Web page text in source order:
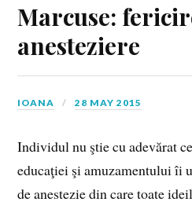
Marcuse:
anesteziere
IOANA 28 MAY 2015
Individul nu ştie cu adevărat
educaţiei şi amuzamentului îi
de anestezie din care toate